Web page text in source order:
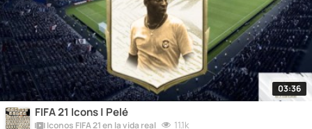
03:36
FIFA 21 Icons | Pelé
Iconos FIFA 21 en la vida real 11.1k